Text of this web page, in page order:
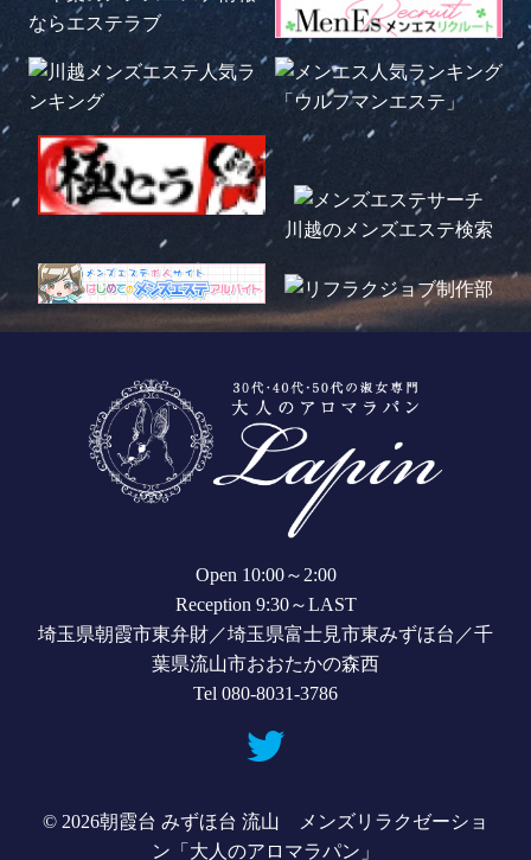
川越のメンズエステ検索
Open 10:00～2:00
Reception 9:30～LAST
埼玉県朝霞市東弁財／埼玉県富士見市東みずほ台／千
葉県流山市おおたかの森西
Tel 080-8031-3786
© 2026朝霞台 みずほ台 流山 メンズリラクゼーショ
ン「大人のアロマラパン」